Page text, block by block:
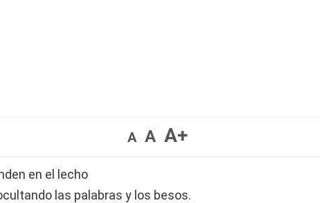
A A A+
en el lecho
las palabras y los besos.